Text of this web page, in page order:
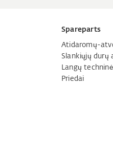
Spareparts
Atidaromų-
Slankiųjų durų
Langų
Priedai